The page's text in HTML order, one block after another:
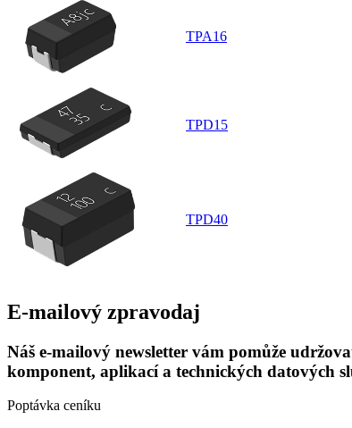
TPA16
TPD15
TPD40
E-mailový zpravodaj
Náš e-mailový newsletter vám pomůže
komponent, aplikací a technických datových
Poptávka ceníku